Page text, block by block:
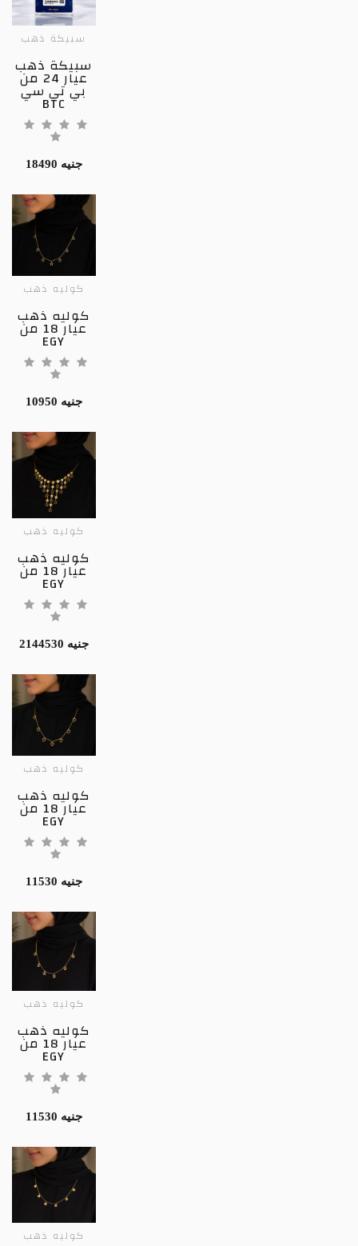
سبيكة ذهب
سبيكة ذهب
عيار 24 من
بي تي سي
BTC
18490 جنيه
كوليه ذهب
كوليه ذهب
عيار 18 من
EGY
10950 جنيه
كوليه ذهب
كوليه ذهب
عيار 18 من
EGY
2144530 جنيه
كوليه ذهب
كوليه ذهب
عيار 18 من
EGY
11530 جنيه
كوليه ذهب
كوليه ذهب
عيار 18 من
EGY
11530 جنيه
كوليه ذهب